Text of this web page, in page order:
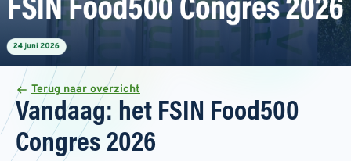
Terug naar overzicht
Vandaag: het FSIN Food500
Congres 2026